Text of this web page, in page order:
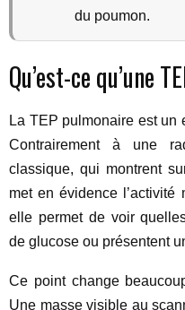
du poumon.
Qu’est-ce qu’une
La TEP pulmonaire est un
Contrairement à une
classique, qui montrent
met en évidence l’activité
elle permet de voir
de glucose ou présentent
Ce point change
Une masse visible au